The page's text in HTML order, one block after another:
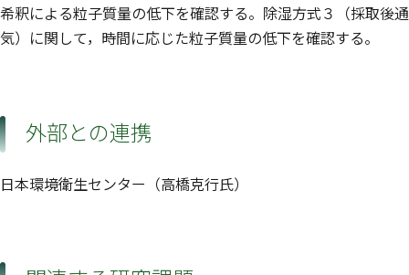
希釈による粒子質量の低下を確認する。除湿方式３（採取後通
気）に関して，時間に応じた粒子質量の低下を確認する。
外部との連携
日本環境衛生センター（高橋克行氏）